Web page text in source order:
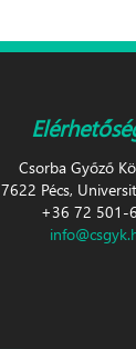
Csorba Győző
7622 Pécs,
+36 72 501-